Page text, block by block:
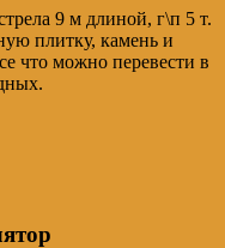
9 м длиной, г\п 5 т.
плитку, камень и
что можно перевести в